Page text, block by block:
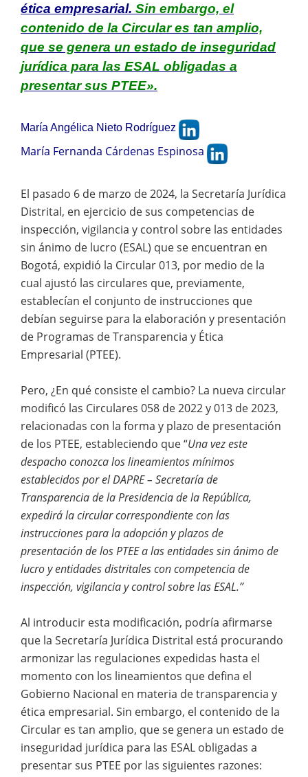
ética empresarial. Sin embargo, el
contenido de la Circular es tan amplio,
que se genera un estado de inseguridad
jurídica para las ESAL obligadas a
presentar sus PTEE».
María Angélica Nieto Rodríguez
María Fernanda Cárdenas Espinosa
El pasado 6 de marzo de 2024, la Secretaría Jurídica
Distrital, en ejercicio de sus competencias de
inspección, vigilancia y control sobre las entidades
sin ánimo de lucro (ESAL) que se encuentran en
Bogotá, expidió la Circular 013, por medio de la
cual ajustó las circulares que, previamente,
establecían el conjunto de instrucciones que
debían seguirse para la elaboración y presentación
de Programas de Transparencia y Ética
Empresarial (PTEE).
Pero, ¿En qué consiste el cambio? La nueva circular
modificó las Circulares 058 de 2022 y 013 de 2023,
relacionadas con la forma y plazo de presentación
de los PTEE, estableciendo que “Una vez este
despacho conozca los lineamientos mínimos
establecidos por el DAPRE – Secretaría de
Transparencia de la Presidencia de la República,
expedirá la circular correspondiente con las
instrucciones para la adopción y plazos de
presentación de los PTEE a las entidades sin ánimo de
lucro y entidades distritales con competencia de
inspección, vigilancia y control sobre las ESAL.”
Al introducir esta modificación, podría afirmarse
que la Secretaría Jurídica Distrital está procurando
armonizar las regulaciones expedidas hasta el
momento con los lineamientos que defina el
Gobierno Nacional en materia de transparencia y
ética empresarial. Sin embargo, el contenido de la
Circular es tan amplio, que se genera un estado de
inseguridad jurídica para las ESAL obligadas a
presentar sus PTEE por las siguientes razones: